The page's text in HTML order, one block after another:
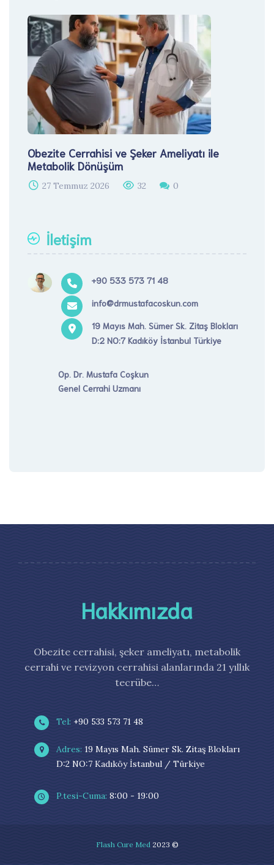
Obezite Cerrahisi ve Şeker Ameliyatı ile
Metabolik Dönüşüm
27 Temmuz 2026 32 0
İletişim
+90 533 573 71 48
info@drmustafacoskun.com
19 Mayıs Mah. Sümer Sk. Zitaş Blokları
D:2 NO:7 Kadıköy İstanbul Türkiye
Op. Dr. Mustafa Coşkun
Genel Cerrahi Uzmanı
Hakkımızda
Obezite cerrahisi, şeker ameliyatı, metabolik
cerrahi ve revizyon cerrahisi alanlarında 21 yıllık
tecrübe…
Tel: +90 533 573 71 48
Adres: 19 Mayıs Mah. Sümer Sk. Zitaş Blokları
D:2 NO:7 Kadıköy İstanbul / Türkiye
P.tesi-Cuma: 8:00 - 19:00
Flash Cure Med 2023 ©